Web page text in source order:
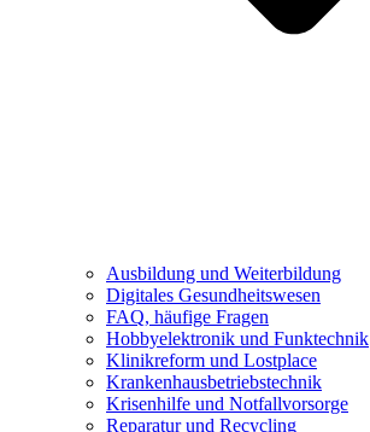
Ausbildung und Weiterbildung
Digitales Gesundheitswesen
FAQ, häufige Fragen
Hobbyelektronik und Funktechnik
Klinikreform und Lostplace
Krankenhausbetriebstechnik
Krisenhilfe und Notfallvorsorge
Reparatur und Recycling